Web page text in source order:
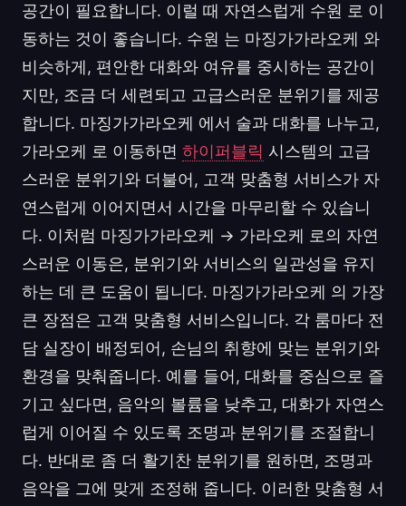
공간이 필요합니다. 이럴 때 자연스럽게 수원 로 이
동하는 것이 좋습니다. 수원 는 마징가가라오케 와
비슷하게, 편안한 대화와 여유를 중시하는 공간이
지만, 조금 더 세련되고 고급스러운 분위기를 제공
합니다. 마징가가라오케 에서 술과 대화를 나누고,
가라오케 로 이동하면 하이퍼블릭 시스템의 고급
스러운 분위기와 더불어, 고객 맞춤형 서비스가 자
연스럽게 이어지면서 시간을 마무리할 수 있습니
다. 이처럼 마징가가라오케 → 가라오케 로의 자연
스러운 이동은, 분위기와 서비스의 일관성을 유지
하는 데 큰 도움이 됩니다. 마징가가라오케 의 가장
큰 장점은 고객 맞춤형 서비스입니다. 각 룸마다 전
담 실장이 배정되어, 손님의 취향에 맞는 분위기와
환경을 맞춰줍니다. 예를 들어, 대화를 중심으로 즐
기고 싶다면, 음악의 볼륨을 낮추고, 대화가 자연스
럽게 이어질 수 있도록 조명과 분위기를 조절합니
다. 반대로 좀 더 활기찬 분위기를 원하면, 조명과
음악을 그에 맞게 조정해 줍니다. 이러한 맞춤형 서